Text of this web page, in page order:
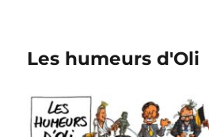
Les humeurs d'Oli